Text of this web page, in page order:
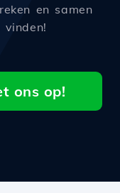
en samen
ons op!